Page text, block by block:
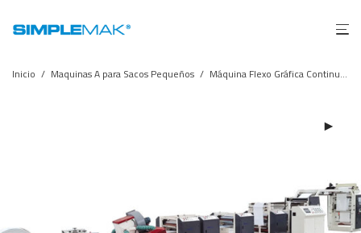
Inicio / Maquinas A para Sacos Pequeños / Máquina Flexo Gráfica Continua para Rafia de PP